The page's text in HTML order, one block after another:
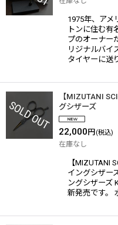
1975年、アメ
トンに住む有
プのオーナー
リジナルバイ
タイヤーに送
【MIZUTANI
グシザーズ
22,000 円 (税込)
在庫なし
【MIZUTANI
イングシザー
ングシザーズ
新発売です。